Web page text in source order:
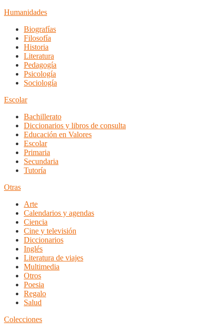
Humanidades
Biografías
Filosofía
Historia
Literatura
Pedagogía
Psicología
Sociología
Escolar
Bachillerato
Diccionarios y libros de consulta
Educación en Valores
Escolar
Primaria
Secundaria
Tutoría
Otras
Arte
Calendarios y agendas
Ciencia
Cine y televisión
Diccionarios
Inglés
Literatura de viajes
Multimedia
Otros
Poesia
Regalo
Salud
Colecciones